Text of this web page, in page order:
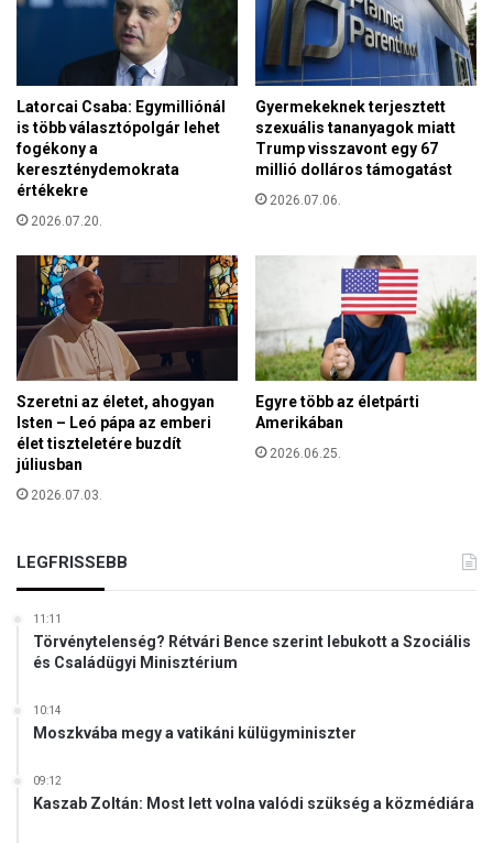
m
s
z
á
l
B
n
e
Latorcai Csaba: Egymilliónál
is több választópolgár lehet
fogékony a
kereszténydemokrata
értékekre
2026.07.20.
Gyermekeknek terjesztett
szexuális tananyagok miatt
Trump visszavont egy 67
millió dolláros támogatást
2026.07.06.
Szeretni az életet, ahogyan
Isten – Leó pápa az emberi
élet tiszteletére buzdít
júliusban
2026.07.03.
Egyre több az életpárti
Amerikában
2026.06.25.
LEGFRISSEBB
11:11
Törvénytelenség? Rétvári Bence szerint lebukott a Szociális
és Családügyi Minisztérium
10:14
Moszkvába megy a vatikáni külügyminiszter
09:12
Kaszab Zoltán: Most lett volna valódi szükség a közmédiára